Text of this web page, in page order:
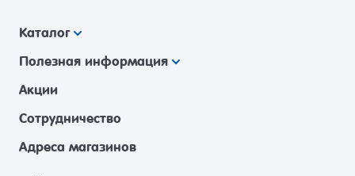
Каталог
Акции
Сотрудничество
Адреса магазинов
Полезная информация